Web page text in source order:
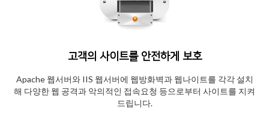
고객의 사이트를 안전하게 보호
Apache 웹서버와 IIS 웹서버에 웹방화벽과 웹나이트를 각각 설치
해 다양한 웹 공격과 악의적인 접속요청 등으로부터 사이트를 지켜
드립니다.